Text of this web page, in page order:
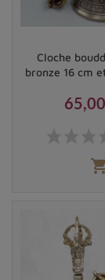
Cloche
bronze 16 cm